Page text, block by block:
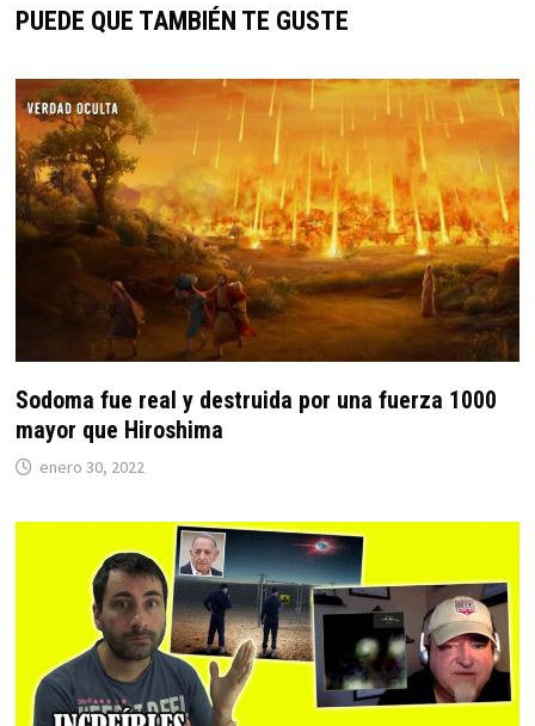
PUEDE QUE TAMBIÉN TE GUSTE
Sodoma fue real y destruida por una fuerza 1000
mayor que Hiroshima
enero 30, 2022